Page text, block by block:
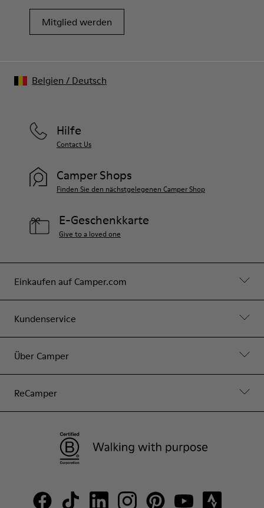
Mitglied werden
Einkaufen auf Camper.com
Kundenservice
Über Camper
ReCamper
Hilfe
Contact Us
Camper Shops
Finden Sie den nächstgelegenen Camper Shop
E-Geschenkkarte
Give to a loved one
Belgien / Deutsch